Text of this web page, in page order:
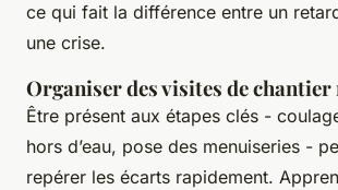
ce qui fait la différence entre un
une crise.
Organiser des visites de
Être présent aux étapes clés -
hors d’eau, pose des menuiseries -
repérer les écarts rapidement.